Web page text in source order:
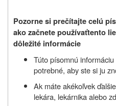
Pozorne si prečítajte celú
ako začnete používaťtento
dôležité informácie
Túto písomnú
potrebné, aby ste si ju
Ak máte akékoľvek
lekára, lekárnika alebo